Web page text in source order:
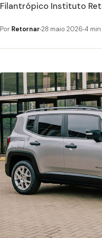
Filantrópico Instituto
Por Retornar 28 maio 2026 4